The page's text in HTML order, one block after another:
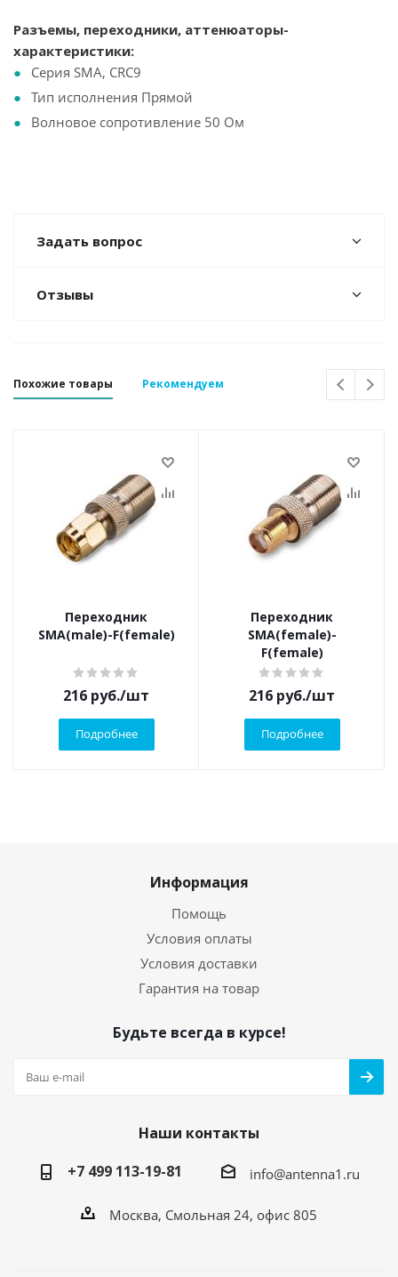
Разъемы, переходники, аттенюаторы-
характеристики:
Серия SMA, CRC9
Тип исполнения Прямой
Волновое сопротивление 50 Ом
Задать вопрос
Отзывы
Похожие товары Рекомендуем
Переходник
SMA(male)-F(female)
216 руб./шт
Подробнее
Переходник
SMA(female)-
F(female)
216 руб./шт
Подробнее
Информация
Помощь
Условия оплаты
Условия доставки
Гарантия на товар
Будьте всегда в курсе!
Наши контакты
+7 499 113-19-81
info@antenna1.ru
Москва, Смольная 24, офис 805